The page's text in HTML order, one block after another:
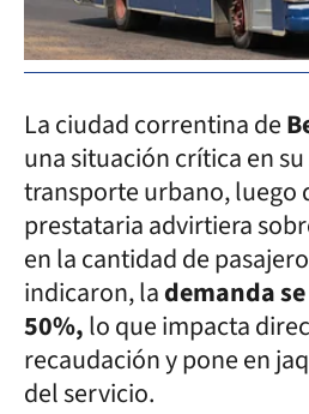
La ciudad correntina de
una situación crítica en
transporte urbano, luego
prestataria advirtiera
en la cantidad de
indicaron, lademanda
50%,lo que impacta
recaudación y pone en
del servicio.